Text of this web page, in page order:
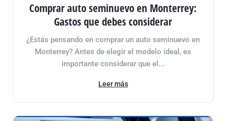
Comprar auto seminuevo en Monterrey:
Gastos que debes considerar
¿Estás pensando en comprar un auto seminuevo en
Monterrey? Antes de elegir el modelo ideal, es
importante considerar que el...
Leer más